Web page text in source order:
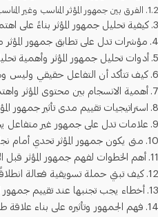
الفرق بين جمهور المؤثر المناسب وغير
كيفية تحليل جمهور المؤثر بناءً على
مؤشرات تدل على تطابق جمهور
أدوات تحليل جمهور المؤثر وأهمية
كيف تتأكد أن التفاعل حقيقي وليس
أهمية الانسجام بين محتوى المؤثر
استراتيجيات تقييم مدى تأثير جمهور
علامات تدل على جمهور غير متفاعل
متى يكون جمهور المؤثر تحدي أمام
أهم الخطوات لفهم جمهور المؤثر قبل
كيف تبني حملة تسويقية فعالة
أخطاء يجب تجنبها عند تقييم جمهور
فهم الجمهور وتأثيره على بناء علاقة